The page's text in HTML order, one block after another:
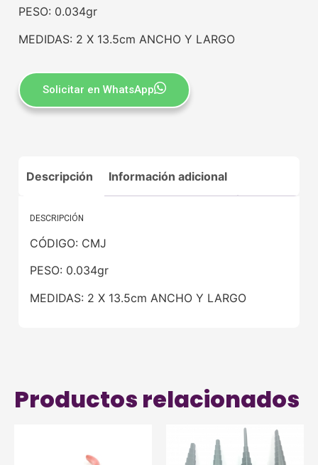
PESO: 0.034gr
MEDIDAS: 2 X 13.5cm ANCHO Y LARGO
Solicitar en WhatsApp
Descripción Información adicional
DESCRIPCIÓN
CÓDIGO: CMJ
PESO: 0.034gr
MEDIDAS: 2 X 13.5cm ANCHO Y LARGO
Productos relacionados